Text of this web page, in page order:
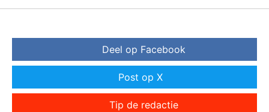
Deel op Facebook
Post op X
Tip de redactie